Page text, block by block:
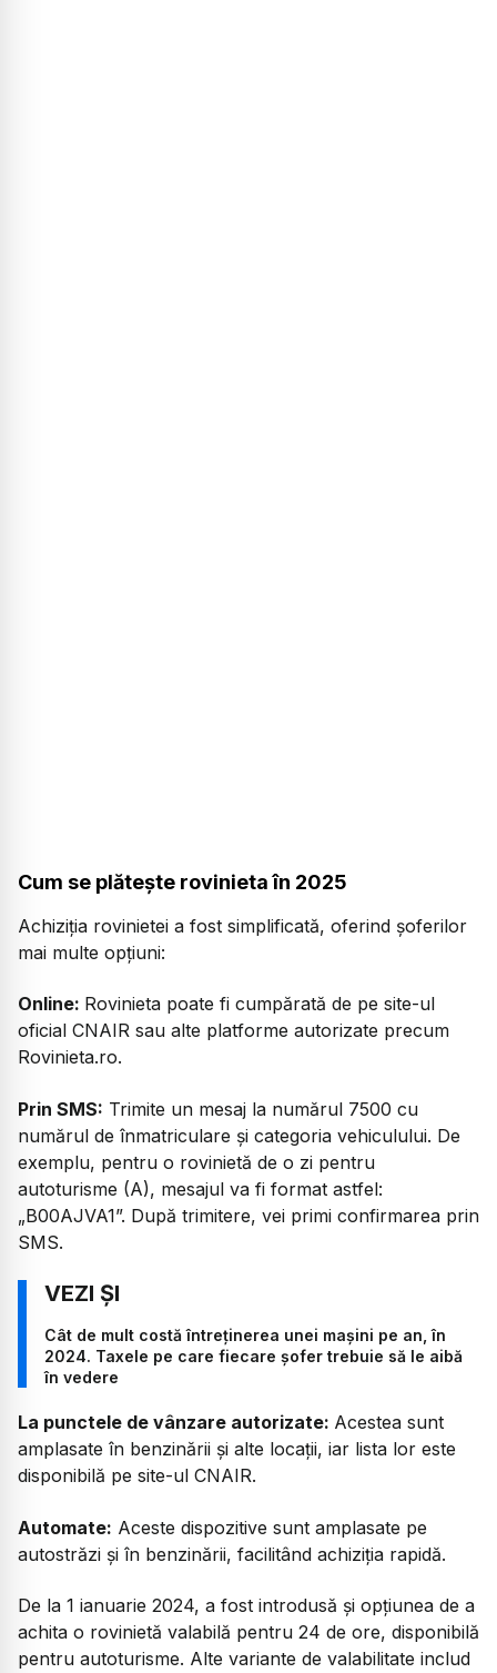
Cum se plătește rovinieta în 2025
Achiziția rovinietei a fost simplificată, oferind șoferilor
mai multe opțiuni:
Online: Rovinieta poate fi cumpărată de pe site-ul
oficial CNAIR sau alte platforme autorizate precum
Rovinieta.ro.
Prin SMS: Trimite un mesaj la numărul 7500 cu
numărul de înmatriculare și categoria vehiculului. De
exemplu, pentru o rovinietă de o zi pentru
autoturisme (A), mesajul va fi format astfel:
„B00AJVA1”. După trimitere, vei primi confirmarea prin
SMS.
Cât de mult costă întreținerea unei mașini pe an, în
2024. Taxele pe care fiecare șofer trebuie să le aibă
în vedere
La punctele de vânzare autorizate: Acestea sunt
amplasate în benzinării și alte locații, iar lista lor este
disponibilă pe site-ul CNAIR.
Automate: Aceste dispozitive sunt amplasate pe
autostrăzi și în benzinării, facilitând achiziția rapidă.
De la 1 ianuarie 2024, a fost introdusă și opțiunea de a
achita o rovinietă valabilă pentru 24 de ore, disponibilă
pentru autoturisme. Alte variante de valabilitate includ